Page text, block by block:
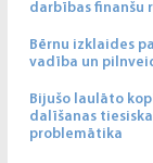
darbības finanšu
Bērnu izklaides
vadība un
Bijušo laulāto
dalīšanas
problemātika